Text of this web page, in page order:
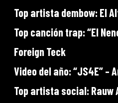
Top artista dembow: El
Top canción trap: “El
Foreign Teck
Video del año: “JS4E” –
Top artista social: Rauw